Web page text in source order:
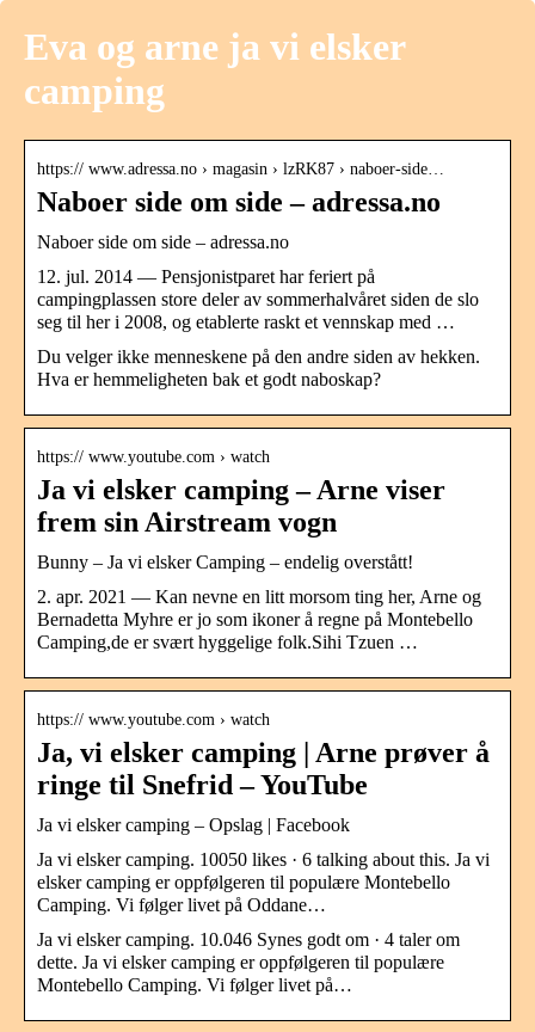
Eva og arne ja vi elsker
camping
https:// www.adressa.no › magasin › lzRK87 › naboer-side…
Naboer side om side – adressa.no
Naboer side om side – adressa.no
12. jul. 2014 — Pensjonistparet har feriert på
campingplassen store deler av sommerhalvåret siden de slo
seg til her i 2008, og etablerte raskt et vennskap med …
Du velger ikke menneskene på den andre siden av hekken.
Hva er hemmeligheten bak et godt naboskap?
https:// www.youtube.com › watch
Ja vi elsker camping – Arne viser
frem sin Airstream vogn
Bunny – Ja vi elsker Camping – endelig overstått!
2. apr. 2021 — Kan nevne en litt morsom ting her, Arne og
Bernadetta Myhre er jo som ikoner å regne på Montebello
Camping,de er svært hyggelige folk.Sihi Tzuen …
https:// www.youtube.com › watch
Ja, vi elsker camping | Arne prøver å
ringe til Snefrid – YouTube
Ja vi elsker camping – Opslag | Facebook
Ja vi elsker camping. 10050 likes · 6 talking about this. Ja vi
elsker camping er oppfølgeren til populære Montebello
Camping. Vi følger livet på Oddane…
Ja vi elsker camping. 10.046 Synes godt om · 4 taler om
dette. Ja vi elsker camping er oppfølgeren til populære
Montebello Camping. Vi følger livet på…